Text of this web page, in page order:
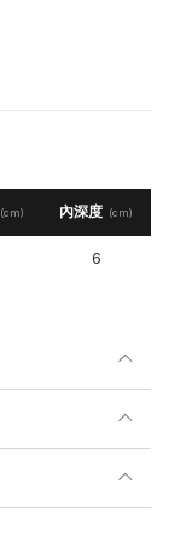
(cm) 內深度 (cm)
6